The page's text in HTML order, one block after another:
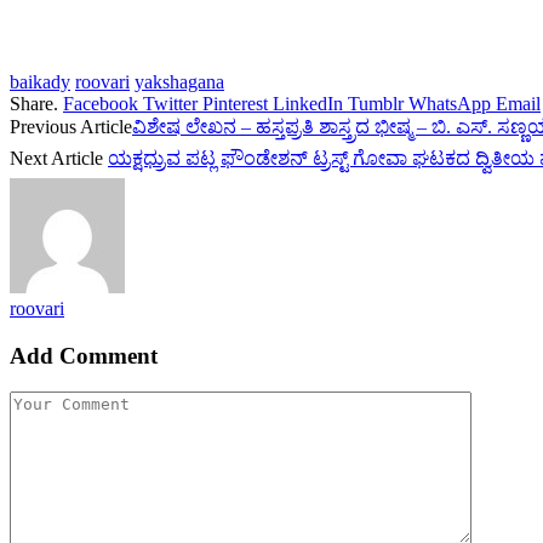
baikady roovari yakshagana
Share. Facebook Twitter Pinterest LinkedIn Tumblr WhatsApp Email
Previous Articleವಿಶೇಷ ಲೇಖನ – ಹಸ್ತಪ್ರತಿ ಶಾಸ್ತ್ರದ ಭೀಷ್ಮ – ಬಿ. ಎಸ್.
Next Article ಯಕ್ಷಧ್ರುವ ಪಟ್ಲ ಫೌಂಡೇಶನ್ ಟ್ರಸ್ಟ್ ಗೋವಾ ಘಟಕದ ದ್ವಿತೀಯ
roovari
Add Comment